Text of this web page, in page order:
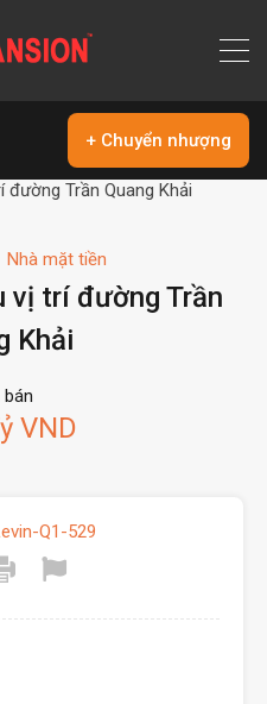
+ Chuyển nhượng
Nhà mặt tiền
vị trí đường Trần
Khải
bán
VND
Q1-529